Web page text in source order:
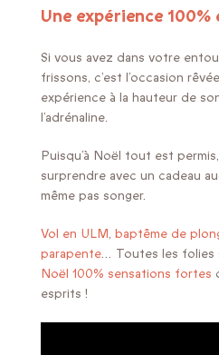
Une expérience
Si vous avez dans votre
frissons, c’est l’occasion
expérience à la hauteur de
l’adrénaline.
Puisqu’à Noël tout est
surprendre avec un cadeau
même pas songer.
Vol en ULM, baptême de
parapente… Toutes les folies
Noël 100% sensations fortes
esprits !